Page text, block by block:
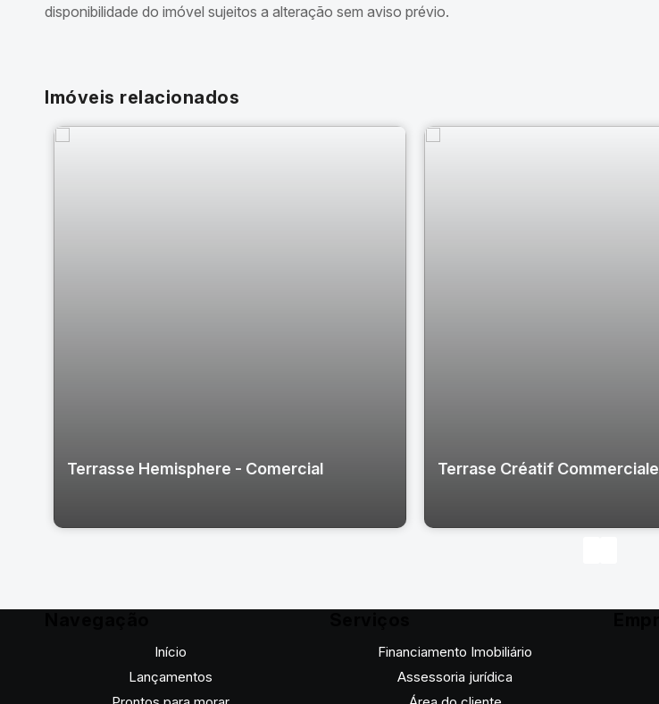
disponibilidade do imóvel sujeitos a alteração sem aviso prévio.
Imóveis relacionados
Terrasse Hemisphere - Comercial Terrase Créatif Commerciale
Início
Lançamentos
Financiamento Imobiliário
Assessoria jurídica